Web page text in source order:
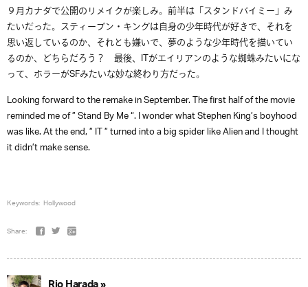
９月カナダで公開のリメイクが楽しみ。前半は「スタンドバイミー」み
たいだった。スティーブン・キングは自身の少年時代が好きで、それを
思い返しているのか、それとも嫌いで、夢のような少年時代を描いてい
るのか、どちらだろう？ 最後、ITがエイリアンのような蜘蛛みたいにな
って、ホラーがSFみたいな妙な終わり方だった。
Looking forward to the remake in September. The first half of the movie
reminded me of ” Stand By Me “. I wonder what Stephen King’s boyhood
was like. At the end, ” IT ” turned into a big spider like Alien and I thought
it didn’t make sense.
Keywords: Hollywood
Share: